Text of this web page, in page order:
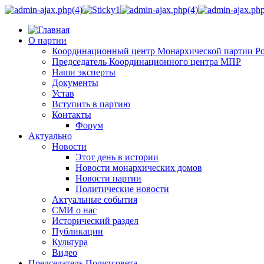
О партии
Координационный центр Монархической партии
Председатель Координационного центра МПР
Наши эксперты
Документы
Устав
Вступить в партию
Контакты
Форум
Актуально
Новости
Этот день в истории
Новости монархических домов
Новости партии
Политические новости
Актуальные события
СМИ о нас
Исторический раздел
Публикации
Культура
Видео